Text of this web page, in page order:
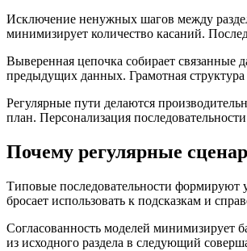
Исключение ненужных шагов между
минимизирует количество касаний.
Выверенная цепочка собирает связанные
предыдущих данных. Грамотная
Регулярные пути делаются
план. Персонализация
Почему регулярные
Типовые последовательности формируют
бросает использовать к подсказкам и
Согласованность моделей минимизирует
из исходного раздела в следующий